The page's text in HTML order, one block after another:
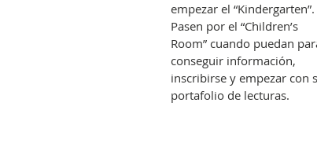
empezar el “Kindergarten”.
Pasen por el “Children’s
Room” cuando puedan
conseguir información,
inscribirse y empezar con
portafolio de lecturas.